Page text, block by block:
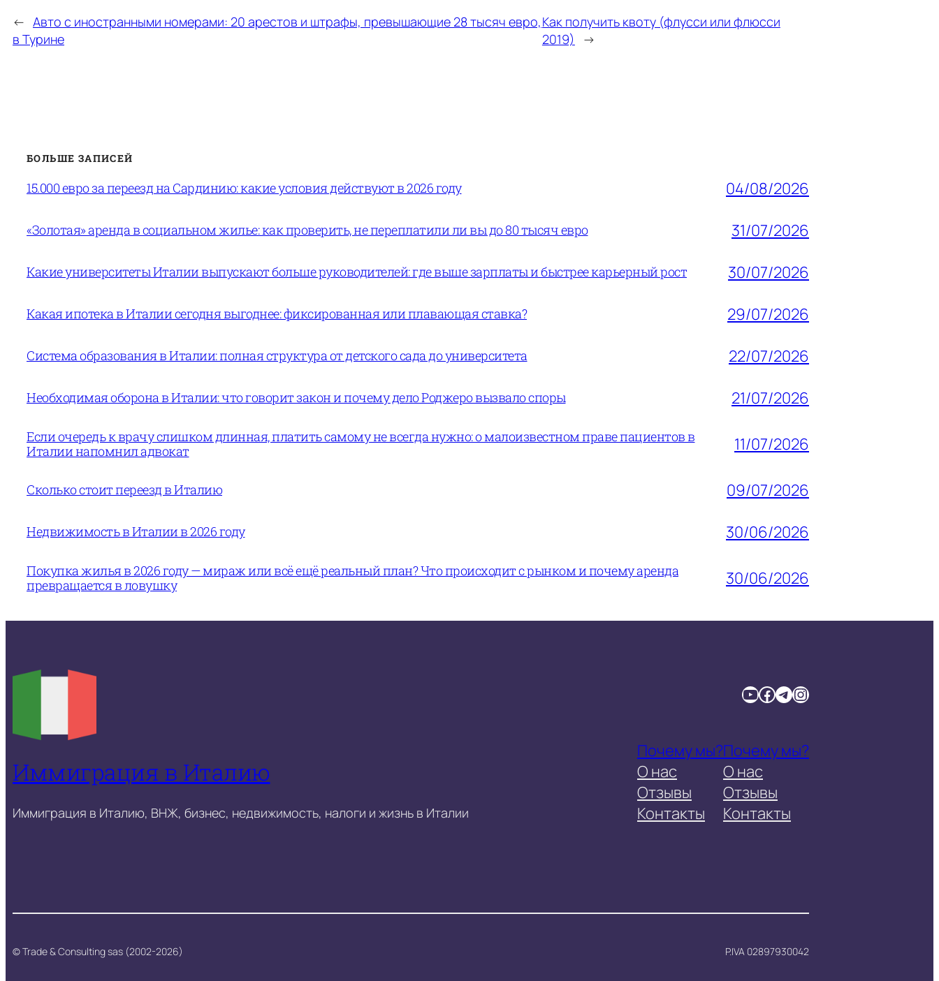
← Авто с иностранными номерами: 20 арестов и штрафы, превышающие 28 тысяч евро,
в Турине
Как получить квоту (флусси или флюсси
2019)
→
БОЛЬШЕ ЗАПИСЕЙ
15.000 евро за переезд на Сардинию: какие условия действуют в 2026 году 04/08/2026
«Золотая» аренда в социальном жилье: как проверить, не переплатили ли вы до 80 тысяч евро 31/07/2026
Какие университеты Италии выпускают больше руководителей: где выше зарплаты и быстрее карьерный рост 30/07/2026
Какая ипотека в Италии сегодня выгоднее: фиксированная или плавающая ставка? 29/07/2026
Система образования в Италии: полная структура от детского сада до университета 22/07/2026
Необходимая оборона в Италии: что говорит закон и почему дело Роджеро вызвало споры 21/07/2026
Если очередь к врачу слишком длинная, платить самому не всегда нужно: о малоизвестном праве пациентов в
Италии напомнил адвокат
11/07/2026
Сколько стоит переезд в Италию 09/07/2026
Недвижимость в Италии в 2026 году 30/06/2026
Покупка жилья в 2026 году — мираж или всё ещё реальный план? Что происходит с рынком и почему аренда
превращается в ловушку
30/06/2026
YouTube Facebook TelegramInstagram
Иммиграция в Италию
Иммиграция в Италию, ВНЖ, бизнес, недвижимость, налоги и жизнь в Италии
Почему мы?
О нас
Отзывы
Контакты
Почему мы?
О нас
Отзывы
Контакты
© Trade & Consulting sas (2002-2026) P.IVA 02897930042